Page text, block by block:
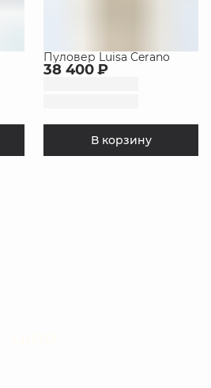
Пуловер Luisa Cerano
38 400 ₽
В корзину